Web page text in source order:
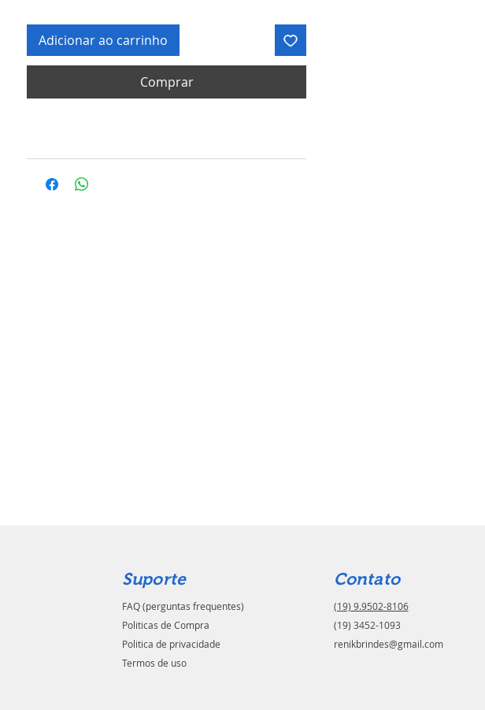
Adicionar ao carrinho
Comprar
Suporte
FAQ (perguntas frequentes)
Politicas de Compra
Politica de privacidade
Termos de uso
Contato
(19) 9.9502-8106
(19) 3452-1093
renikbrindes@gmail.com